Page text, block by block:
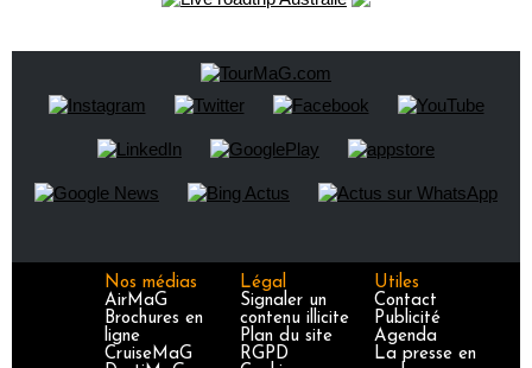
Nos médias
AirMaG
Brochures en
ligne
CruiseMaG
Légal
Signaler un
contenu illicite
Plan du site
RGPD
Utiles
Contact
Publicité
Agenda
La presse en